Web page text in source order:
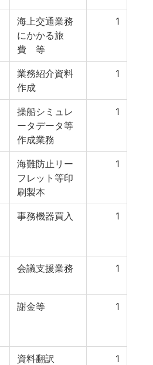
海上交通業務
にかかる旅
費 等
1
業務紹介資料
作成
1
操船シミュレ
ータデータ等
作成業務
1
海難防止リー
フレット等印
刷製本
1
事務機器買入 1
会議支援業務 1
謝金等 1
資料翻訳 1